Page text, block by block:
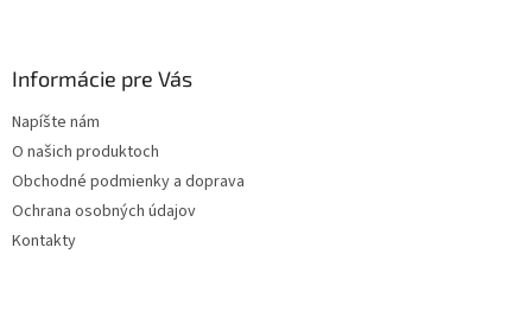
Informácie pre Vás
Napíšte nám
O našich produktoch
Obchodné podmienky a doprava
Ochrana osobných údajov
Kontakty